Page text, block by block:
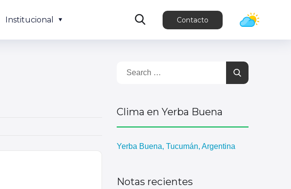
Institucional Contacto
Clima en Yerba Buena
Yerba Buena, Tucumán, Argentina
Notas recientes